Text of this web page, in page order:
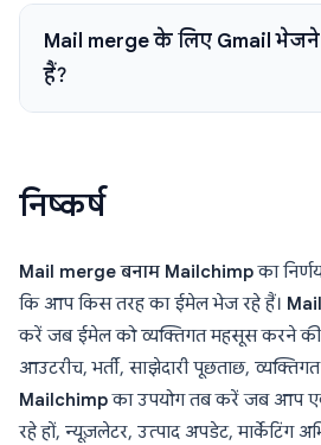
Mail merge के लिए Gmail भेजने
हैं?
निष्कर्ष
Mail merge बनाम Mailchimpका
कि आप किस तरह का ईमेल भेज रहे हैं।
करें जब ईमेल को व्यक्तिगत महसूस करने
आउटरीच, भर्ती, साझेदारी पूछताछ,
Mailchimpका उपयोग तब करें जब आप
रहे हों, न्यूज़लेटर, उत्पाद अपडेट, मार्केटिंग